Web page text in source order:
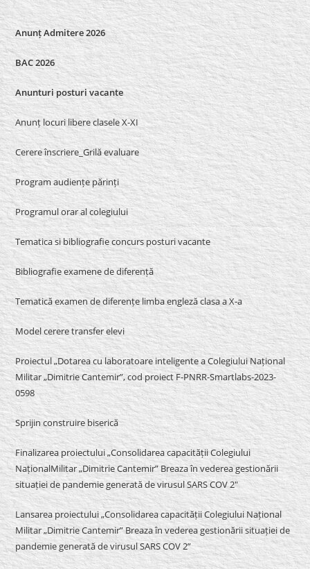
Anunț Admitere 2026
BAC 2026
Anunturi posturi vacante
Anunț locuri libere clasele X-XI
Cerere înscriere_Grilă evaluare
Program audiențe părinți
Programul orar al colegiului
Tematica si bibliografie concurs posturi vacante
Bibliografie examene de diferență
Tematică examen de diferențe limba engleză clasa a X-a
Model cerere transfer elevi
Proiectul „Dotarea cu laboratoare inteligente a Colegiului Național
Militar „Dimitrie Cantemir”, cod proiect F-PNRR-Smartlabs-2023-
0598
Sprijin construire biserică
Finalizarea proiectului „Consolidarea capacității Colegiului
NaționalMilitar „Dimitrie Cantemir” Breaza în vederea gestionării
situației de pandemie generată de virusul SARS COV 2″
Lansarea proiectului „Consolidarea capacității Colegiului Național
Militar „Dimitrie Cantemir” Breaza în vederea gestionării situației de
pandemie generată de virusul SARS COV 2”